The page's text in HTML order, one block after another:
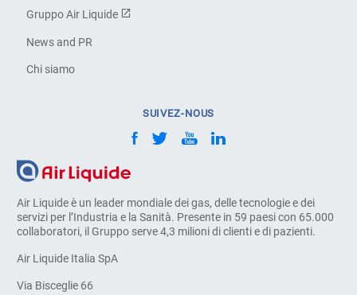
Air Liquide è un leader mondiale dei gas, delle tecnologie e dei
servizi per l’Industria e la Sanità. Presente in 59 paesi con 65.000
collaboratori, il Gruppo serve 4,3 milioni di clienti e di pazienti.
Air Liquide Italia SpA
Via Bisceglie 66
Gruppo Air Liquide
News and PR
Chi siamo
SUIVEZ-NOUS